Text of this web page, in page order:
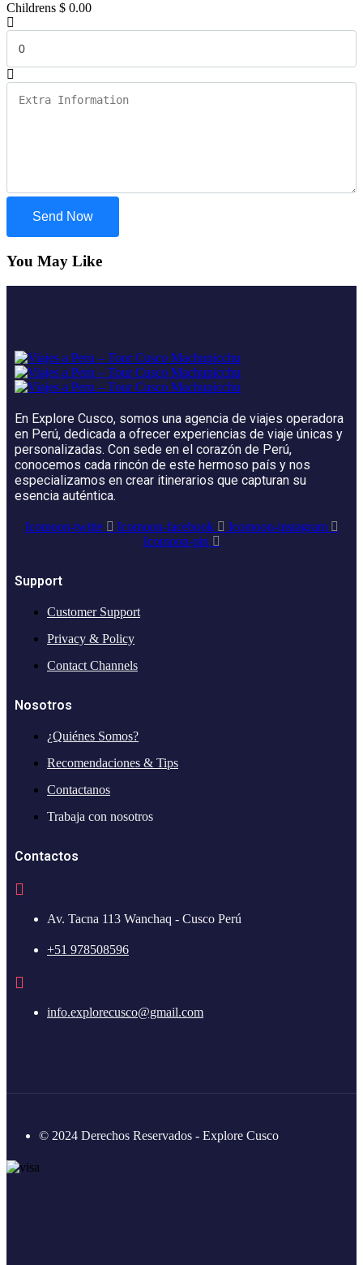
Childrens $ 0.00
Send Now
You May Like
En Explore Cusco, somos una agencia de viajes operadora
en Perú, dedicada a ofrecer experiencias de viaje únicas y
personalizadas. Con sede en el corazón de Perú,
conocemos cada rincón de este hermoso país y nos
especializamos en crear itinerarios que capturan su
esencia auténtica.
Icomoon-twitte Icomoon-facebook
Icomoon-instagram
Icomoon-pin
Support
Customer Support
Privacy & Policy
Contact Channels
Nosotros
¿Quiénes Somos?
Recomendaciones & Tips
Contactanos
Trabaja con nosotros
Contactos
Av. Tacna 113 Wanchaq - Cusco Perú
+51 978508596
info.explorecusco@gmail.com
© 2024 Derechos Reservados - Explore Cusco